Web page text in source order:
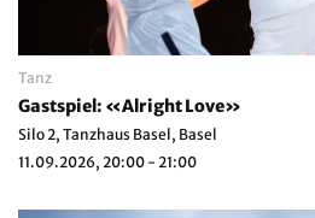
Tanz
Gastspiel: «Alright Love»
Silo 2, Tanzhaus Basel, Basel
11.09.2026, 20:00 - 21:00